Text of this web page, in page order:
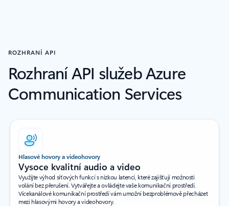
ROZHRANÍ API
Rozhraní API služeb Azure
Communication Services
Hlasové hovory a videohovory
Vysoce kvalitní audio a video
Využijte výhod síťových funkcí s nízkou latencí, které zajišťují možnosti
volání bez přerušení. Vytvářejte a ovládejte vaše komunikační prostředí.
Vícekanálové komunikační prostředí vám umožní bezproblémově přecházet
mezi hlasovými hovory a videohovory.